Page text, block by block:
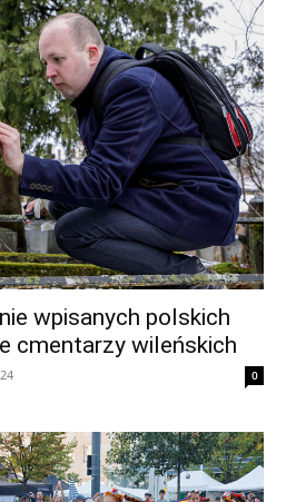
wpisanych polskich
cmentarzy wileńskich
0